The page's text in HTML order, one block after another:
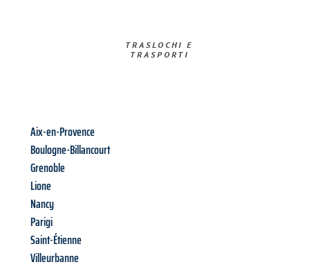
TRASLOCHI E
TRASPORTI​
Aix-en-Provence
Boulogne-Billancourt
Grenoble
Lione
Nancy
Parigi
Saint-Étienne
Villeurbanne